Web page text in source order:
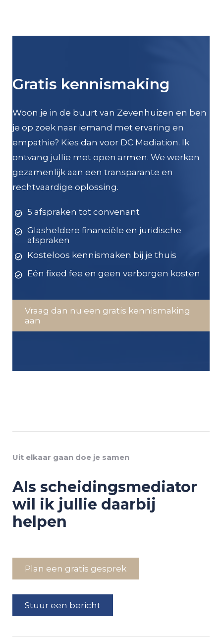
Gratis kennismaking
Woon je in de buurt van Zevenhuizen en ben
je op zoek naar iemand met ervaring en
empathie? Kies dan voor DC Mediation. Ik
ontvang jullie met open armen. We werken
gezamenlijk aan een transparante en
rechtvaardige oplossing.
5 afspraken tot convenant
Glasheldere financiële en juridische
afspraken
Kosteloos kennismaken bij je thuis
Eén fixed fee en geen verborgen kosten
Vraag dan nu een gratis kennismaking
aan
Uit elkaar gaan doe je samen
Als scheidingsmediator
wil ik jullie daarbij
helpen
Plan een gratis gesprek
Stuur een bericht